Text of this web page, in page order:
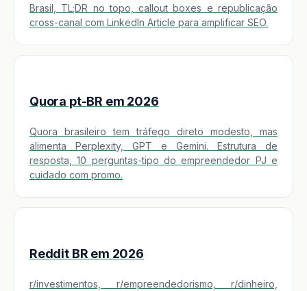
Brasil, TL;DR no topo, callout boxes e republicação
cross-canal com LinkedIn Article para amplificar SEO.
Quora pt-BR em 2026
Quora brasileiro tem tráfego direto modesto, mas
alimenta Perplexity, GPT e Gemini. Estrutura de
resposta, 10 perguntas-tipo do empreendedor PJ e
cuidado com promo.
Reddit BR em 2026
r/investimentos, r/empreendedorismo, r/dinheiro,